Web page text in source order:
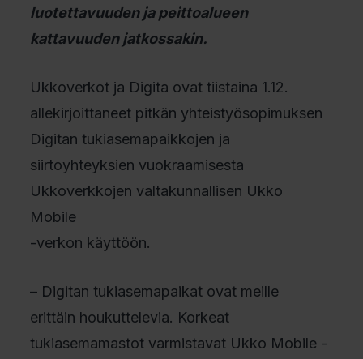
luotettavuuden ja peittoalueen
kattavuuden jatkossakin.
Ukkoverkot ja Digita ovat tiistaina 1.12.
allekirjoittaneet pitkän yhteistyösopimuksen
Digitan tukiasemapaikkojen ja
siirtoyhteyksien vuokraamisesta
Ukkoverkkojen valtakunnallisen Ukko
Mobile
-verkon käyttöön.
– Digitan tukiasemapaikat ovat meille
erittäin houkuttelevia. Korkeat
tukiasemamastot varmistavat Ukko Mobile -